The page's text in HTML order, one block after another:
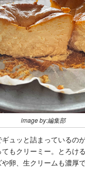
image by:編集部
ュッと詰まっているの
もクリーミー。とろけ
卵、生クリームも濃厚